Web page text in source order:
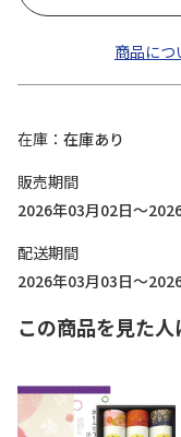
商品につ
在庫
在庫あり
販売期間
2026年03月02日～
配送期間
2026年03月03日～
この商品を見た